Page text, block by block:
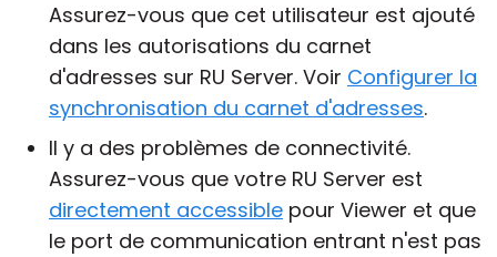
Assurez-vous que cet utilisateur est ajouté
dans les autorisations du carnet
d'adresses sur RU Server. Voir Configurer la
synchronisation du carnet d'adresses.
Il y a des problèmes de connectivité.
Assurez-vous que votre RU Server est
directement accessible pour Viewer et que
le port de communication entrant n'est pas